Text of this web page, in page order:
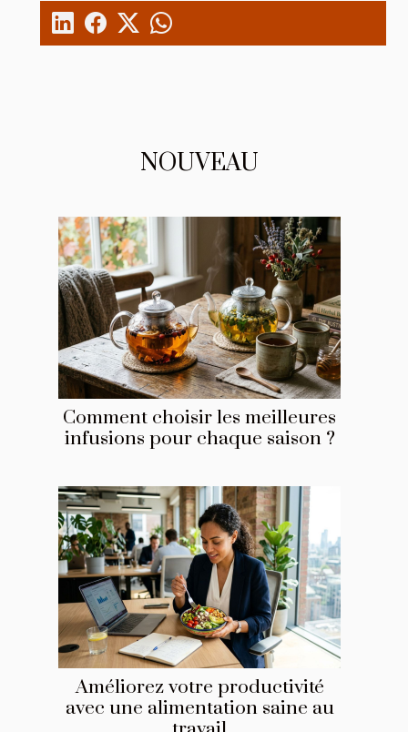
NOUVEAU
Comment choisir les meilleures
infusions pour chaque saison ?
Améliorez votre productivité
avec une alimentation saine au